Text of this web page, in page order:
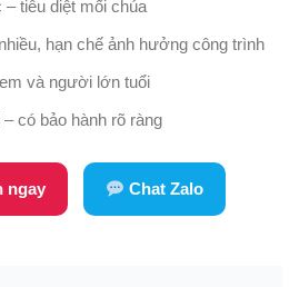
– tiêu diệt mối chúa
hạn chế ảnh hưởng công trình
và người lớn tuổi
có bảo hành rõ ràng
ngay Chat Zalo